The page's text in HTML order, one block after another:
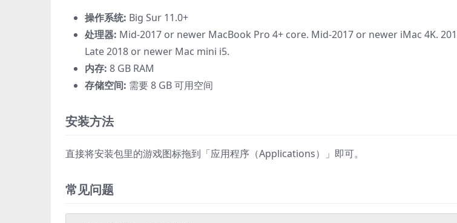
操作系统: Big Sur 11.0+
处理器: Mid-2017 or newer MacBook Pro 4+ core. Mid-2017 or newer iMac 4K.
Late 2018 or newer Mac mini i5.
内存: 8 GB RAM
存储空间: 需要 8 GB 可用空间
安装方法
直接将安装包里的游戏图标拖到「应用程序（Applications）」即可。
常见问题